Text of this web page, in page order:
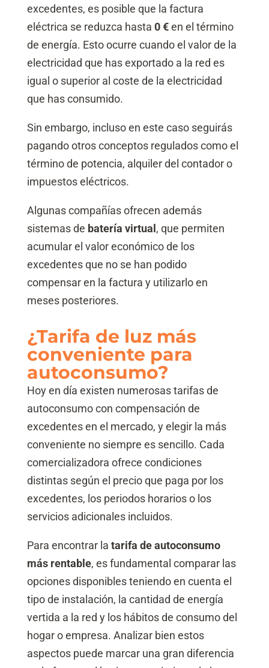
excedentes, es posible que la factura
eléctrica se reduzca hasta 0 €en el término
de energía. Esto ocurre cuando el valor de la
electricidad que has exportado a la red es
igual o superior al coste de la electricidad
que has consumido.
Sin embargo, incluso en este caso seguirás
pagando otros conceptos regulados como el
término de potencia, alquiler del contador o
impuestos eléctricos.
Algunas compañías ofrecen además
sistemas de batería virtual , que permiten
acumular el valor económico de los
excedentes que no se han podido
compensar en la factura y utilizarlo en
meses posteriores.
¿Tarifa de luz más
conveniente para
autoconsumo?
Hoy en día existen numerosas tarifas de
autoconsumo con compensación de
excedentes en el mercado, y elegir la más
conveniente no siempre es sencillo. Cada
comercializadora ofrece condiciones
distintas según el precio que paga por los
excedentes, los periodos horarios o los
servicios adicionales incluidos.
Para encontrar la tarifa de autoconsumo
más rentable, es fundamental comparar las
opciones disponibles teniendo en cuenta el
tipo de instalación, la cantidad de energía
vertida a la red y los hábitos de consumo del
hogar o empresa. Analizar bien estos
aspectos puede marcar una gran diferencia